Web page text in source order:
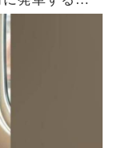
、外国人の
。 ドアは閉
りの空気が
「すみませ
。 出発でき
った。 「駅
おけばドア